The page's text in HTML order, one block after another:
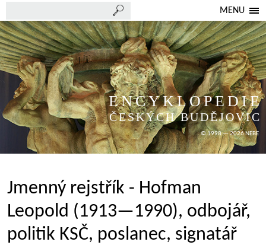
MENU
ENCYKLOPEDIE
ČESKÝCH BUDĚJOVIC
© 1998 — 2026 NEBE
Jmenný rejstřík - Hofman
Leopold (1913—1990), odbojář,
politik KSČ, poslanec, signatář